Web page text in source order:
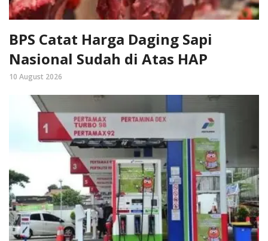
BPS Catat Harga Daging Sapi
Nasional Sudah di Atas HAP
10 August 2026